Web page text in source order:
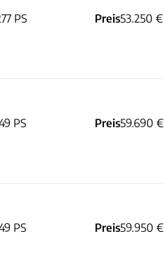
PS Preis53.250 €
PS Preis59.690 €
PS Preis59.950 €